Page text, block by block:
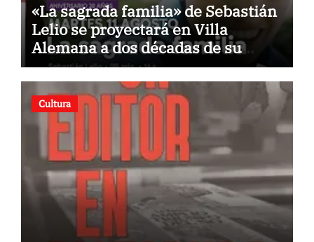
«La sagrada familia» de Sebastián
Lelio se proyectará en Villa
Alemana a dos décadas de su
estreno
Cultura